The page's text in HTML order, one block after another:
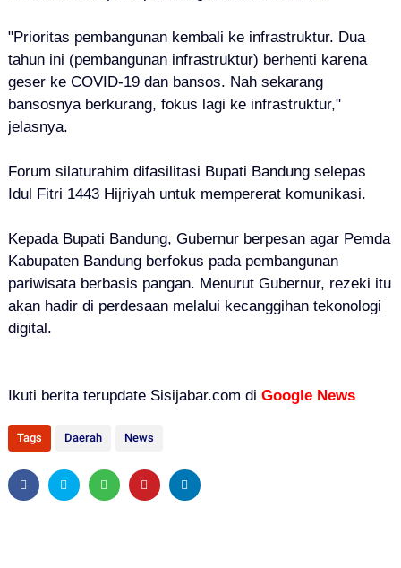
"Prioritas pembangunan kembali ke infrastruktur. Dua
tahun ini (pembangunan infrastruktur) berhenti karena
geser ke COVID-19 dan bansos. Nah sekarang
bansosnya berkurang, fokus lagi ke infrastruktur,"
jelasnya.
Forum silaturahim difasilitasi Bupati Bandung selepas
Idul Fitri 1443 Hijriyah untuk mempererat komunikasi.
Kepada Bupati Bandung, Gubernur berpesan agar Pemda
Kabupaten Bandung berfokus pada pembangunan
pariwisata berbasis pangan. Menurut Gubernur, rezeki itu
akan hadir di perdesaan melalui kecanggihan tekonologi
digital.
Ikuti berita terupdate Sisijabar.com di Google News
Tags Daerah News